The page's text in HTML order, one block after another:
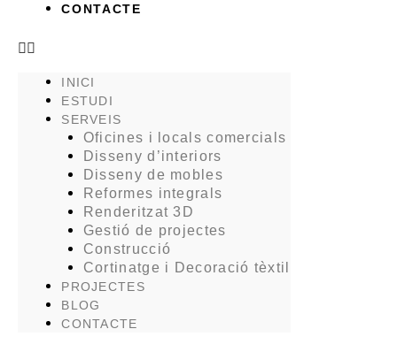
CONTACTE
INICI
ESTUDI
SERVEIS
Oficines i locals comercials
Disseny d’interiors
Disseny de mobles
Reformes integrals
Renderitzat 3D
Gestió de projectes
Construcció
Cortinatge i Decoració tèxtil
PROJECTES
BLOG
CONTACTE